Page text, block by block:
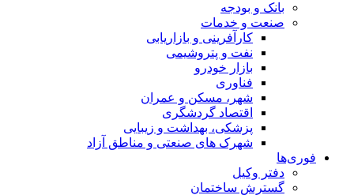
بانک و بودجه
صنعت و خدمات
کارآفرینی و بازاریابی
نفت و پتروشیمی
بازار خودرو
فناوری
شهر، مسکن و عمران
اقتصاد گردشگری
پزشکی، بهداشت و زیبایی
شهرک های صنعتی و مناطق آزاد
فوری‌ها
دفتر وکیل
گسترش ساختمان